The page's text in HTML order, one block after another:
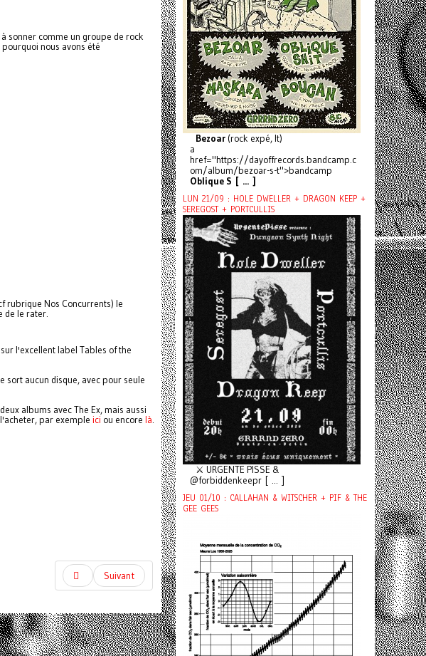
sonner comme un groupe de rock
nous avons été
rubrique Nos Concurrents) le
de le rater.
sur l'excellent label Tables of the
sort aucun disque, avec pour seule
albums avec The Ex, mais aussi
par exemple ici ou encore là.
Suivant
Bezoar (rock expé, It)
a
href="https://dayoffrecords.bandcamp.c
om/album/bezoar-s-t">bandcamp
Oblique S [ ... ]
LUN 21/09 : HOLE DWELLER + DRAGON KEEP +
SEREGOST + PORTCULLIS
⚔️ URGENTE PISSE &
@forbiddenkeepr [ ... ]
JEU 01/10 : CALLAHAN & WITSCHER + PIF & THE
GEE GEES